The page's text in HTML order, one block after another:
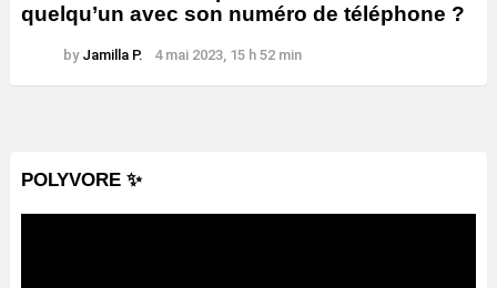
quelqu’un avec son numéro de téléphone ?
by Jamilla P. 4 mai 2023, 15 h 52 min
POLYVORE ✨